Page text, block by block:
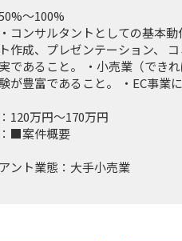
～100%
コンサルタントとしての基本
作成、プレゼンテーション、
であること。 ・小売業（でき
が豊富であること。 ・EC事業
120万円～170万円
■案件概要
ント業態：大手小売業